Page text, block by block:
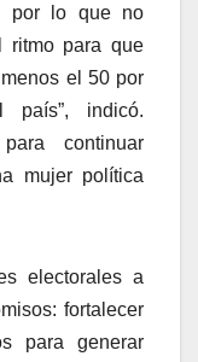
por lo que no
ritmo para que
el 50 por
indicó.
para continuar
mujer política
electorales a
fortalecer
para generar